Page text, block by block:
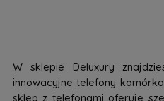
W sklepie Deluxury
innowacyjne telefony
sklep z telefonami oferuje